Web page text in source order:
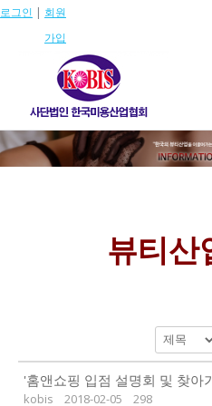
로그인 | 회원
가입
뷰티산
'홈앤쇼핑 입점 설명회 및 찾아
kobis 2018-02-05 298